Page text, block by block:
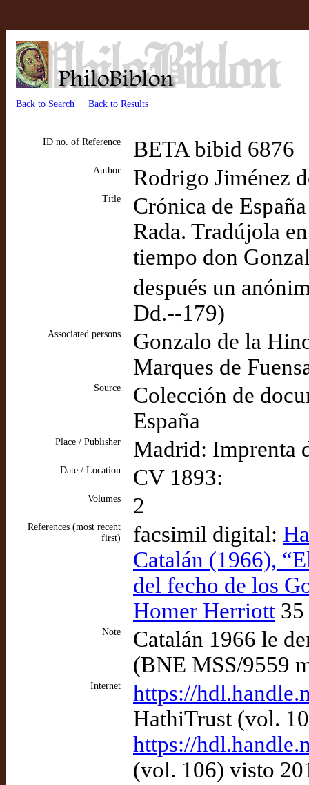
Back to Search Back to Results
ID no. of Reference BETA bibid 6876
Author Rodrigo Jiménez
Title
Crónica de
Rada. Tradújola
tiempo don
después un
Dd.--179)
Associated persons
Gonzalo de la
Marques de
Source
Colección de
España
Place / Publisher Madrid: Imprenta
Date / Location CV 1893:
Volumes 2
References (most recent
first)
facsimil digital:
Catalán (1966),
del fecho de los
Homer Herriott 35
Note
Catalán 1966 le
(BNE MSS/9559
Internet
https://
HathiTrust (vol.
https://
(vol. 106) visto